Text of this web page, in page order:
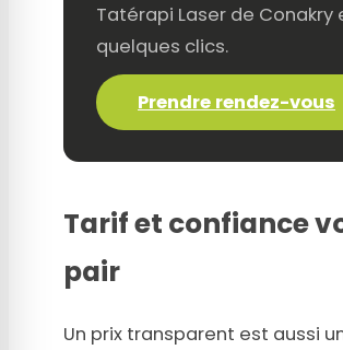
Tatérapi Laser de Conakry
quelques clics.
Prendre rendez-vous
Tarif et confiance
pair
Un prix transparent est aussi